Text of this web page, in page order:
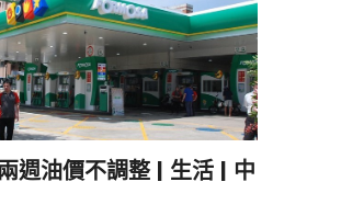
週油價不調整 | 生活 | 中